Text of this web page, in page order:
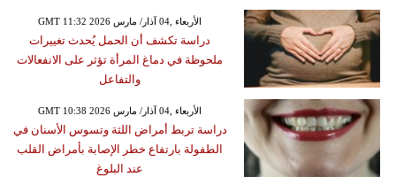
GMT 11:32 2026 الأربعاء ,04 آذار/ مارس
دراسة تكشف أن الحمل يُحدث تغييرات
ملحوظة في دماغ المرأة تؤثر على الانفعالات
والتفاعل
GMT 10:38 2026 الأربعاء ,04 آذار/ مارس
دراسة تربط أمراض اللثة وتسوس الأسنان في
الطفولة بارتفاع خطر الإصابة بأمراض القلب
عند البلوغ